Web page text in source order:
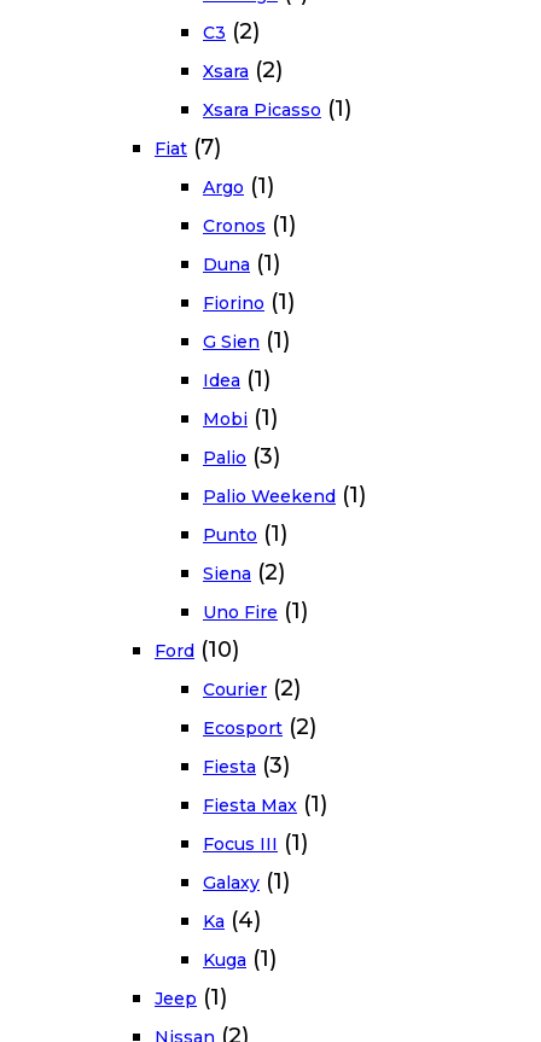
C3 (2)
Xsara (2)
Xsara Picasso (1)
Fiat (7)
Argo (1)
Cronos (1)
Duna (1)
Fiorino (1)
G Sien (1)
Idea (1)
Mobi (1)
Palio (3)
Palio Weekend (1)
Punto (1)
Siena (2)
Uno Fire (1)
Ford (10)
Courier (2)
Ecosport (2)
Fiesta (3)
Fiesta Max (1)
Focus III (1)
Galaxy (1)
Ka (4)
Kuga (1)
Jeep (1)
Nissan (2)